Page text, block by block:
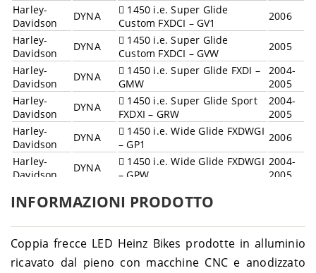
Harley-
Davidson
DYNA
1450 i.e. Super Glide
Custom FXDCI – GV1
2006
Harley-
Davidson
DYNA
1450 i.e. Super Glide
Custom FXDCI – GVW
2005
Harley-
Davidson
DYNA
1450 i.e. Super Glide FXDI –
GMW
2004-
2005
Harley-
Davidson
DYNA
1450 i.e. Super Glide Sport
FXDXI – GRW
2004-
2005
Harley-
Davidson
DYNA
1450 i.e. Wide Glide FXDWGI
– GP1
2006
Harley-
Davidson
DYNA
1450 i.e. Wide Glide FXDWGI
– GPW
2004-
2005
Davidson
DYNA 1450 Low Rider FXDL – GDV
Davidson
DYNA 1450 Super Glide FXD – GHV
Harley-
Davidson
DYNA
1450 Super Glide Sport
FXDX – GJV
1999-
2003
INFORMAZIONI PRODOTTO
Coppia frecce LED Heinz Bikes prodotte in alluminio
ricavato dal pieno con macchine CNC e anodizzato